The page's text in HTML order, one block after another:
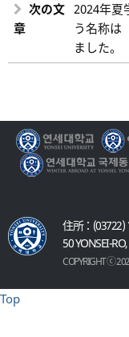
次の文
章
2024年夏
う名称は
ました。
住所：(03722)
50 YONSEI-
COPYRIGHT ⓒ
Top